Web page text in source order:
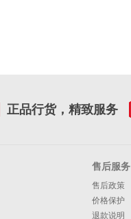
正品行货，精致服务
售后服务
售后政策
价格保护
退款说明